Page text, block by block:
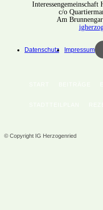
Interessengemeinschaft
c/o
Am
Datenschutz Impressum
© Copyright IG Herzogenried